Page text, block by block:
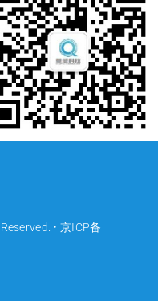
• 京ICP备